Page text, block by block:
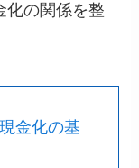
化の関係を整
金化の基